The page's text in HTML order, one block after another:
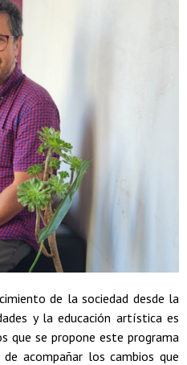
de la sociedad desde la
y la educación artística es
que se propone este programa
acompañar los cambios que